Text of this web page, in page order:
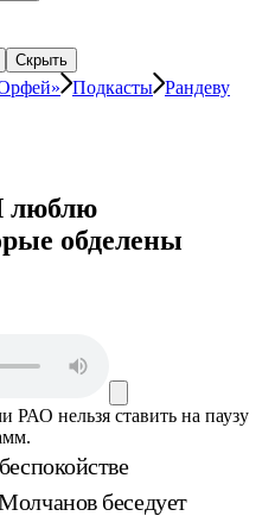
Скрыть
Подкасты Рандеву
люблю
обделены
РАО нельзя ставить на паузу
беседует